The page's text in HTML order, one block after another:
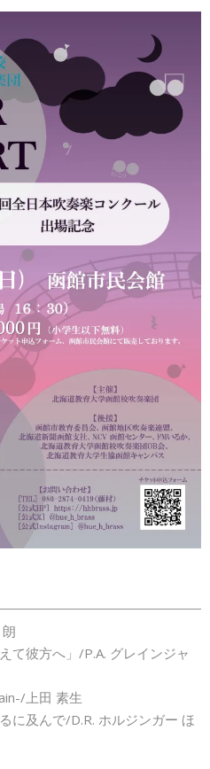
て彼方へ」/P.A. グレインジャ
上田 素生
に及んで/D.R. ホルジンガー ほ